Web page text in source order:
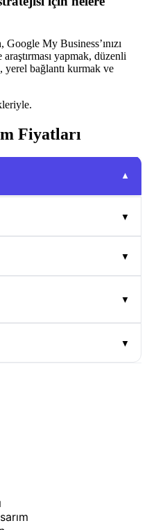
My Business’ınızı
yapmak, düzenli
bağlantı kurmak ve
Fiyatları
▼
▼
▼
▼
▼